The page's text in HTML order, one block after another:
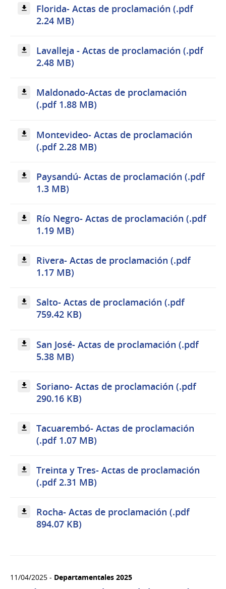
Florida- Actas de proclamación (.pdf
2.24 MB)
Lavalleja - Actas de proclamación (.pdf
2.48 MB)
Maldonado-Actas de proclamación
(.pdf 1.88 MB)
Montevideo- Actas de proclamación
(.pdf 2.28 MB)
Paysandú- Actas de proclamación (.pdf
1.3 MB)
Río Negro- Actas de proclamación (.pdf
1.19 MB)
Rivera- Actas de proclamación (.pdf
1.17 MB)
Salto- Actas de proclamación (.pdf
759.42 KB)
San José- Actas de proclamación (.pdf
5.38 MB)
Soriano- Actas de proclamación (.pdf
290.16 KB)
Tacuarembó- Actas de proclamación
(.pdf 1.07 MB)
Treinta y Tres- Actas de proclamación
(.pdf 2.31 MB)
Rocha- Actas de proclamación (.pdf
894.07 KB)
11/04/2025 - Departamentales 2025